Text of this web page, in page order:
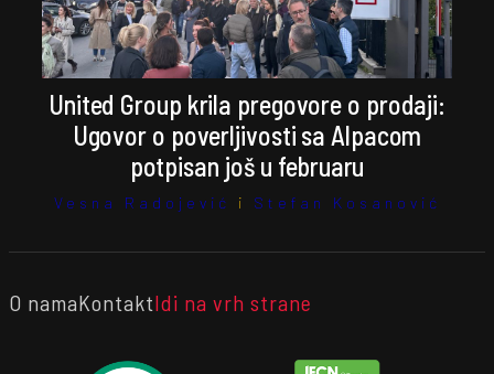
United Group krila pregovore o prodaji:
Ugovor o poverljivosti sa Alpacom
potpisan još u februaru
Vesna Radojević i Stefan Kosanović
O namaKontaktIdi na vrh strane